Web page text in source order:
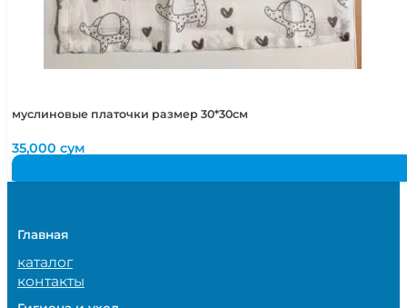
муслиновые платочки размер 30*30см
35,000сум
Главная
каталог
контакты